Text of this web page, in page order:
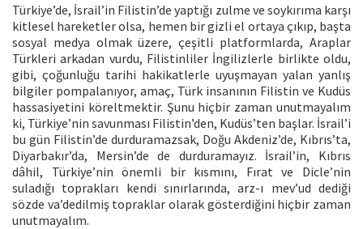
Türkiye’de, İsrail’in Filistin’de yaptığı zulme ve soykırıma karşı
kitlesel hareketler olsa, hemen bir gizli el ortaya çıkıp, başta
sosyal medya olmak üzere, çeşitli platformlarda, Araplar
Türkleri arkadan vurdu, Filistinliler İngilizlerle birlikte oldu,
gibi, çoğunluğu tarihi hakikatlerle uyuşmayan yalan yanlış
bilgiler pompalanıyor, amaç, Türk insanının Filistin ve Kudüs
hassasiyetini köreltmektir. Şunu hiçbir zaman unutmayalım
ki, Türkiye’nin savunması Filistin’den, Kudüs’ten başlar. İsrail’i
bu gün Filistin’de durduramazsak, Doğu Akdeniz’de, Kıbrıs’ta,
Diyarbakır’da, Mersin’de de durduramayız. İsrail’in, Kıbrıs
dâhil, Türkiye’nin önemli bir kısmını, Fırat ve Dicle’nin
suladığı toprakları kendi sınırlarında, arz-ı mev’ud dediği
sözde va’dedilmiş topraklar olarak gösterdiğini hiçbir zaman
unutmayalım.